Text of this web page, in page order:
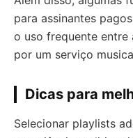
para assinantes
o uso frequente entre
por um serviço
Dicas para
Selecionar playlists